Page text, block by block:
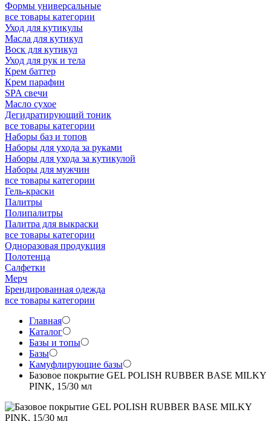
Формы универсальные
все товары категории
Уход для кутикулы
Масла для кутикул
Воск для кутикул
Уход для рук и тела
Крем баттер
Крем парафин
SPA свечи
Масло сухое
Дегидратирующий тоник
все товары категории
Наборы баз и топов
Наборы для ухода за руками
Наборы для ухода за кутикулой
Наборы для мужчин
все товары категории
Гель-краски
Палитры
Полипалитры
Палитра для выкраски
все товары категории
Одноразовая продукция
Полотенца
Салфетки
Мерч
Брендированная одежда
все товары категории
Главная
Каталог
Базы и топы
Базы
Камуфлирующие базы
Базовое покрытие GEL POLISH RUBBER BASE MILKY
PINK, 15/30 мл